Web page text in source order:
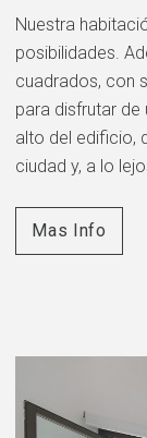
Nuestra
posibilidades.
cuadrados, con
para disfrutar de
alto del edificio,
ciudad y, a lo
Mas Info